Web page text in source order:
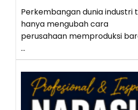
Perkembangan dunia industri
hanya mengubah cara
perusahaan memproduksi
…